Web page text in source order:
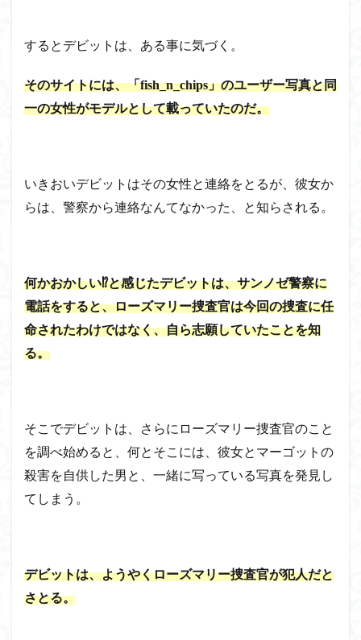
するとデビットは、ある事に気づく。
そのサイトには、「fish_n_chips」のユーザー写真と同
一の女性がモデルとして載っていたのだ。
いきおいデビットはその女性と連絡をとるが、彼女か
らは、警察から連絡なんてなかった、と知らされる。
何かおかしい⁉と感じたデビットは、サンノゼ警察に
電話をすると、ローズマリー捜査官は今回の捜査に任
命されたわけではなく、自ら志願していたことを知
る。
そこでデビットは、さらにローズマリー捜査官のこと
を調べ始めると、何とそこには、彼女とマーゴットの
殺害を自供した男と、一緒に写っている写真を発見し
てしまう。
デビットは、ようやくローズマリー捜査官が犯人だと
さとる。